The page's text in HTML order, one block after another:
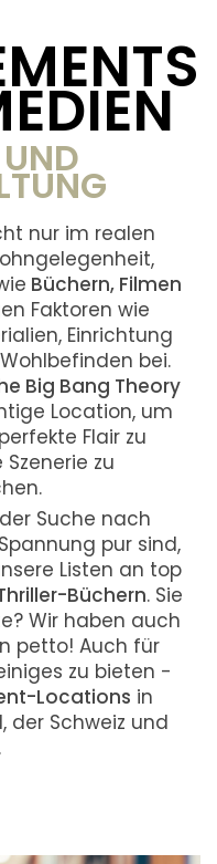
nur im realen
Büchern, Filmen
Faktoren wie
Einrichtung
bei.
Big Bang Theory
Location, um
Flair zu
zu
Suche nach
pur sind,
Listen an top
Büchern. Sie
Wir haben auch
petto! Auch für
zu bieten -
Locations in
der Schweiz und